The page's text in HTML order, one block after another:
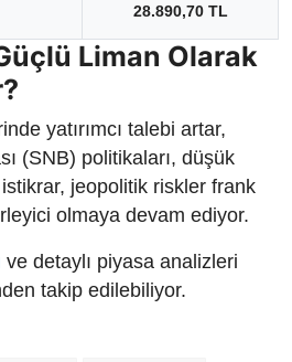
28.890,70 TL
Liman Olarak
yatırımcı talebi artar,
(SNB) politikaları, düşük
jeopolitik riskler frank
olmaya devam ediyor.
ve detaylı piyasa analizleri
takip edilebiliyor.